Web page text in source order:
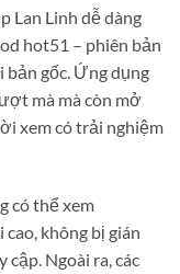
Lan Linh dễ dàng
hot51 – phiên bản
gốc. Ứng dụng
mà mà còn mở
xem có trải nghiệm
có thể xem
không bị gián
Ngoài ra, các